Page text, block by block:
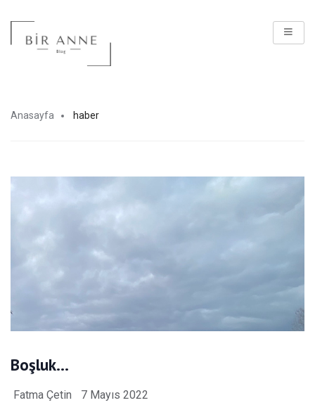
Anasayfa haber
Boşluk…
Fatma Çetin 7 Mayıs 2022